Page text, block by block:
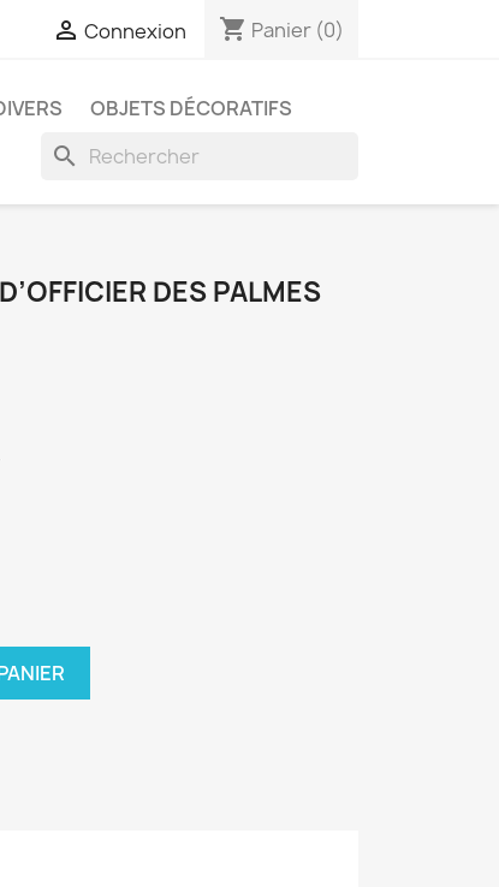
 Connexion shopping_cart Panier (0)
OBJETS DÉCORATIFS
search
DES PALMES